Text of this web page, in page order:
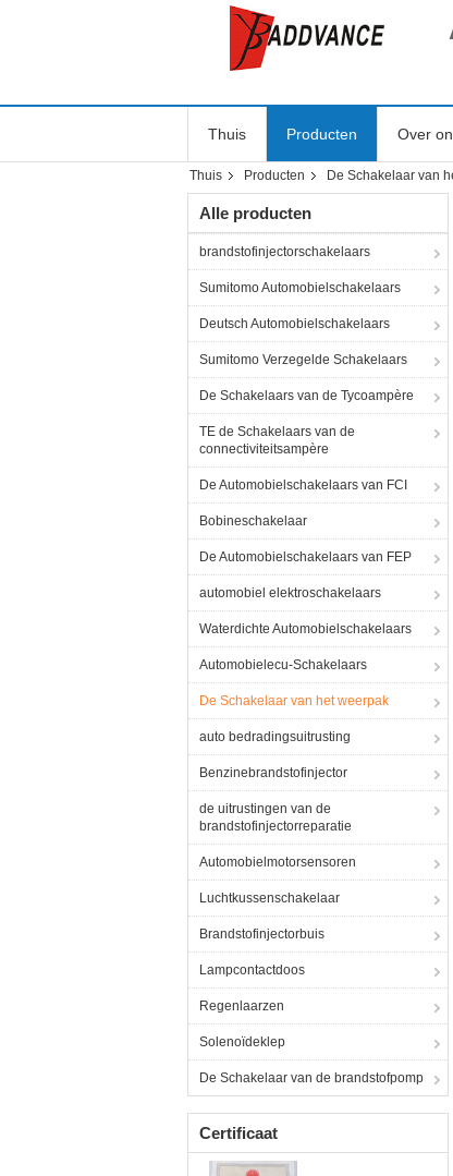
Thuis Producten Over
Thuis Producten De Schakelaar van
Alle producten
brandstofinjectorschakelaars
Sumitomo Automobielschakelaars
Deutsch Automobielschakelaars
Sumitomo Verzegelde Schakelaars
De Schakelaars van de Tycoampère
TE de Schakelaars van de
connectiviteitsampère
De Automobielschakelaars van FCI
Bobineschakelaar
De Automobielschakelaars van FEP
automobiel elektroschakelaars
Waterdichte Automobielschakelaars
Automobielecu-Schakelaars
De Schakelaar van het weerpak
auto bedradingsuitrusting
Benzinebrandstofinjector
de uitrustingen van de
brandstofinjectorreparatie
Automobielmotorsensoren
Luchtkussenschakelaar
Brandstofinjectorbuis
Lampcontactdoos
Regenlaarzen
Solenoïdeklep
De Schakelaar van de brandstofpomp
Certificaat